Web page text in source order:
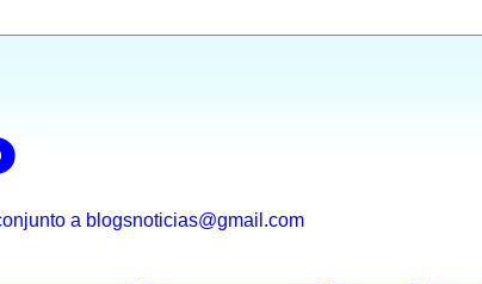
a blogsnoticias@gmail.com